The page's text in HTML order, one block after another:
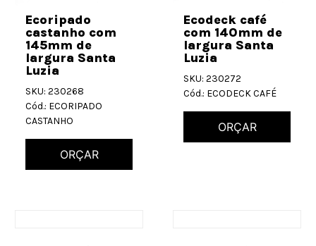
Ecoripado
castanho com
145mm de
largura Santa
Luzia
SKU: 230268
Cód.: ECORIPADO
CASTANHO
ORÇAR
Ecodeck café
com 140mm de
largura Santa
Luzia
SKU: 230272
Cód.: ECODECK CAFÉ
ORÇAR